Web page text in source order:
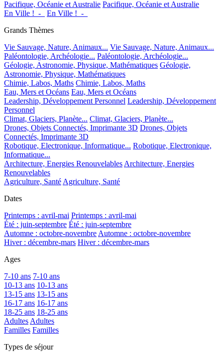
Pacifique, Océanie et Australie Pacifique, Océanie et Australie
En Ville !_-_
En Ville !_-_
Grands Thèmes
Vie Sauvage, Nature, Animaux... Vie Sauvage, Nature, Animaux...
Paléontologie, Archéologie... Paléontologie, Archéologie...
Géologie, Astronomie, Physique, Mathématiques Géologie,
Astronomie, Physique, Mathématiques
Chimie, Labos, Maths Chimie, Labos, Maths
Eau, Mers et Océans Eau, Mers et Océans
Leadership, Développement Personnel Leadership, Développement
Personnel
Climat, Glaciers, Planète... Climat, Glaciers, Planète...
Drones, Objets Connectés, Imprimante 3D Drones, Objets
Connectés, Imprimante 3D
Robotique, Electronique, Informatique... Robotique, Electronique,
Informatique...
Architecture, Energies RenouvelablesArchitecture, Energies
Renouvelables
Agriculture, SantéAgriculture, Santé
Dates
Printemps : avril-mai Printemps : avril-mai
Été : juin-septembre Été : juin-septembre
Automne : octobre-novembreAutomne : octobre-novembre
Hiver : décembre-mars Hiver : décembre-mars
Ages
7-10 ans 7-10 ans
10-13 ans 10-13 ans
13-15 ans 13-15 ans
16-17 ans 16-17 ans
18-25 ans 18-25 ans
AdultesAdultes
Familles Familles
Types de séjour